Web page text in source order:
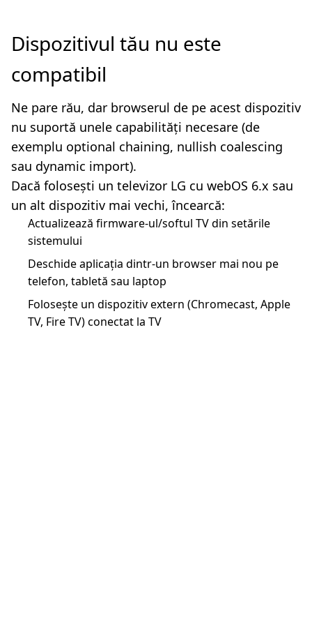
Dispozitivul tău nu este
compatibil
Ne pare rău, dar browserul de pe acest dispozitiv
nu suportă unele capabilități necesare (de
exemplu optional chaining, nullish coalescing
sau dynamic import).
Dacă folosești un televizor LG cu webOS 6.x sau
un alt dispozitiv mai vechi, încearcă:
Actualizează firmware-ul/softul TV din setările
sistemului
Deschide aplicația dintr-un browser mai nou pe
telefon, tabletă sau laptop
Folosește un dispozitiv extern (Chromecast, Apple
TV, Fire TV) conectat la TV